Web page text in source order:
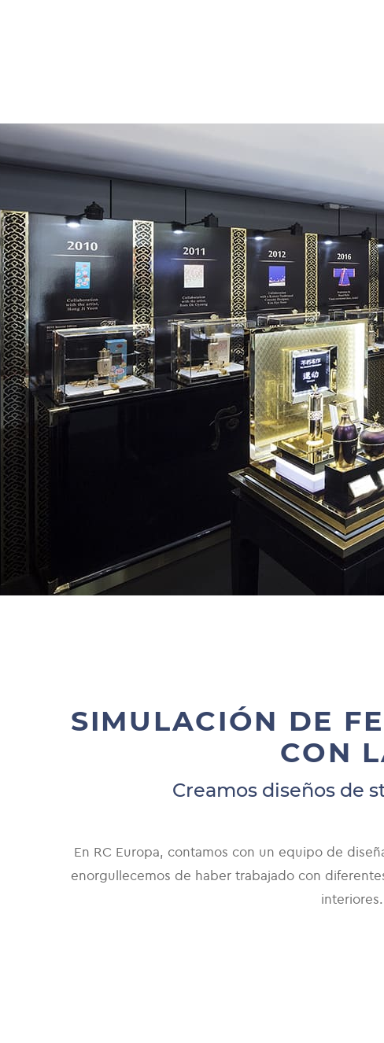
SIMULACIÓN DE
CON
Creamos diseños de
En RC Europa, contamos con un equipo de
enorgullecemos de haber trabajado con